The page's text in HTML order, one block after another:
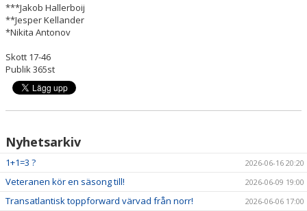
***Jakob Hallerboij
**Jesper Kellander
*Nikita Antonov
Skott 17-46
Publik 365st
Nyhetsarkiv
1+1=3 ? 2026-06-16 20:20
Veteranen kör en säsong till! 2026-06-09 19:00
Transatlantisk toppforward värvad från norr! 2026-06-06 17:00